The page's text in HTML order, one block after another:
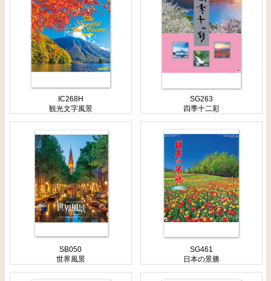
IC268H
観光文字風景
SG263
四季十二彩
SB050
世界風景
SG461
日本の景勝